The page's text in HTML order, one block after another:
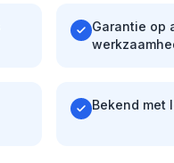
Garantie op
Bekend met